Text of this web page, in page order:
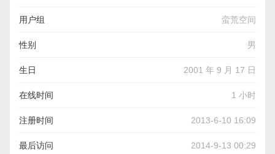
用户组 蛮荒空间
性别 男
生日 2001 年 9 月 17 日
在线时间 1 小时
注册时间 2013-6-10 16:09
最后访问 2014-9-13 00:29